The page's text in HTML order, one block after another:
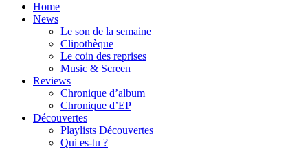
Home
News
Le son de la semaine
Clipothèque
Le coin des reprises
Music & Screen
Reviews
Chronique d’album
Chronique d’EP
Découvertes
Playlists Découvertes
Qui es-tu ?